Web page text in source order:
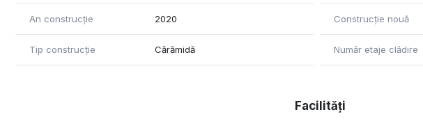
An construcție 2020 Construcție nouă
Tip construcție Cărămidă Număr etaje clădire
Facilități